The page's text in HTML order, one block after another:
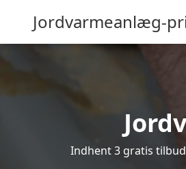
Jordvarmeanlæg-
Indhent 3 gratis